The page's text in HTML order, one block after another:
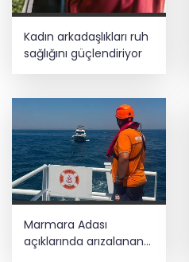
Kadın arkadaşlıkları ruh
sağlığını güçlendiriyor
Marmara Adası
açıklarında arızalanan
tekne kurtarıldı